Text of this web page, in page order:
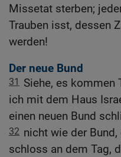
Missetat sterben;
Trauben isst, dessen
werden!
Der neue Bund
31
Siehe, es kommen
ich mit dem Haus
einen neuen Bund
32 nicht wie der
schloss an dem Tag,